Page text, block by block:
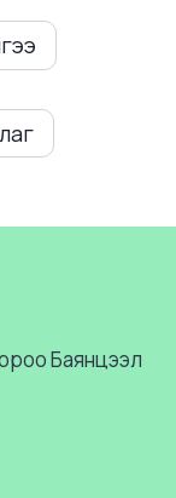
Баянцээл